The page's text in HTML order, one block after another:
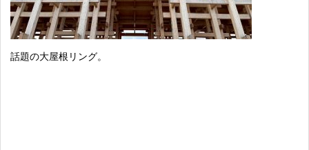
話題の大屋根リング。